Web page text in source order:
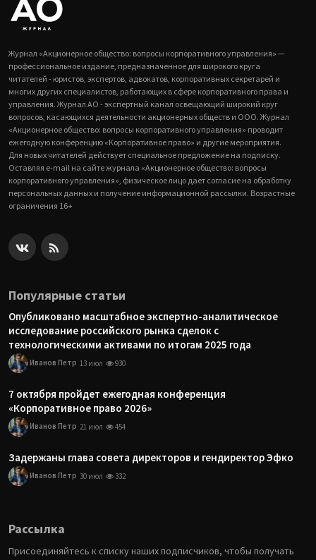
Журнал «Акционерное общество: вопросы корпоративного управления» —
профессиональное издание, предназначенное для широкого круга
читателей - юристов, экспертов, адвокатов, корпоративных секретарей и
многих других специалистов, работающих в сфере корпоративного права и
управления. Журнал АО - экспертный канал освещающий широкий круг
вопросов, касающихся деятельности акционерных обществ и ООО. Журнал
«Акционерное общество: вопросы корпоративного управления» проводит
ежегодную конференцию «Корпоративное право» и другие мероприятия.
Для новых читателей действует специальное предложение на подписку.
Оставляя e-mail на сайте журнала «Акционерное общество: вопросы
корпоративного управления», физическое лицо дает согласие на обработку
персональных данных и получение информационной рассылки. Возрастные
ограничения 16+
Популярные статьи
Опубликовано масштабное экспертно-аналитическое
исследование российского рынка сделок с
технологическими активами по итогам 2025 года
Иванов Петр 13 июл 930
7 октября пройдет ежегодная конференция
«Корпоративное право 2026»
Иванов Петр 21 июл 454
Задержаны глава совета директоров и гендиректор Эфко
Иванов Петр 30 июл 332
Рассылка
Присоединяйтесь к списку наших подписчиков, чтобы получать